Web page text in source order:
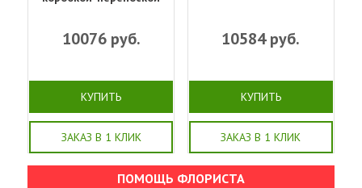
10076руб.
КУПИТЬ
ЗАКАЗ В 1 КЛИК
10584руб.
КУПИТЬ
ЗАКАЗ В 1 КЛИК
ПОМОЩЬ ФЛОРИСТА